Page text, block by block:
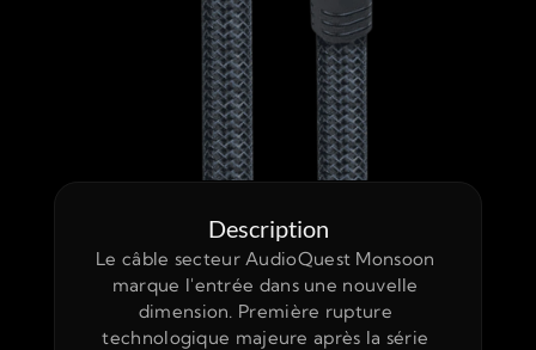
Description
Le câble secteur AudioQuest Monsoon
marque l'entrée dans une nouvelle
dimension. Première rupture
technologique majeure après la série